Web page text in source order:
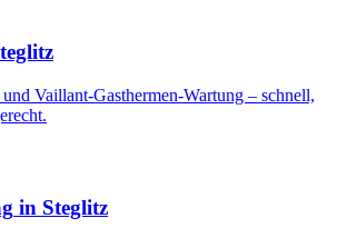
Vaillant-Gasthermen-Wartung – schnell,
in Steglitz